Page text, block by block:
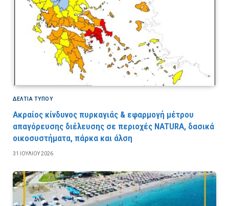
ΔΕΛΤΙΑ ΤΥΠΟΥ
Ακραίος κίνδυνος πυρκαγιάς & εφαρμογή μέτρου
απαγόρευσης διέλευσης σε περιοχές NATURA, δασικά
οικοσυστήματα, πάρκα και άλση
31 ΙΟΥΛΊΟΥ 2026